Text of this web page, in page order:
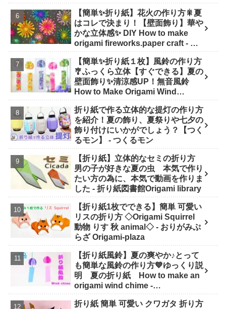
【簡単✨折り紙】花火の作り方🎇夏
はコレで決まり！【壁面飾り】華や
かな立体感✨ DIY How to make
origami fireworks.paper craft - は
【簡単✨折り紙１枚】風鈴の作り方
🎐ふっくら立体【すぐできる】夏の
壁面飾り✨清涼感UP！無音風鈴
How to Make Origami Wind
折り紙で作る立体的な提灯の作り方
を紹介！夏の飾り、夏祭りや七夕の
飾り付けにいかがでしょう？【つく
るモン】 - つくるモン
【折り紙】立体的なセミの折り方
男の子が好きな夏の虫 本気で作り
たい方の為に、本気で動画を作りま
した - 折り紙図書館Origami library
【折り紙1枚でできる】簡単 可愛い
リスの折り方 ◇Origami Squirrel
動物 りす 秋 animal◇ - おりがみぷ
らざ Origami-plaza
【折り紙風鈴】夏の爽やか♪とって
も簡単な風鈴の作り方💙ゆっくり説
明 夏の折り紙 How to make an
origami wind chime -
折り紙 簡単 可愛い クワガタ 折り方